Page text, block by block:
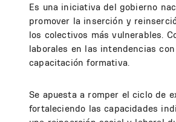
Es una iniciativa del gobierno
promover la inserción y
los colectivos más vulnerables.
laborales en las intendencias
capacitación formativa.
Se apuesta a romper el ciclo de
fortaleciendo las capacidades